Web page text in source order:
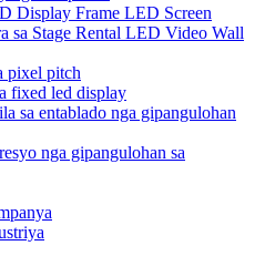
Display Frame LED Screen
sa Stage Rental LED Video Wall
pixel pitch
fixed led display
sa entablado nga gipangulohan
nga gipangulohan sa